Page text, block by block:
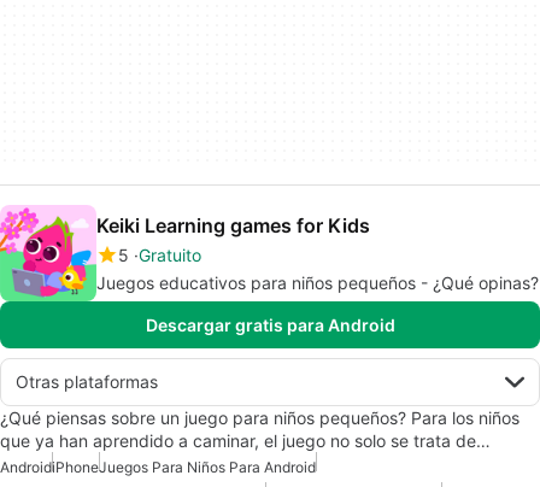
Keiki Learning games for Kids
5 Gratuito
Juegos educativos para niños pequeños - ¿Qué opinas?
Descargar gratis para Android
Otras plataformas
¿Qué piensas sobre un juego para niños pequeños? Para los niños
que ya han aprendido a caminar, el juego no solo se trata de…
AndroidiPhoneJuegos Para Niños Para Android